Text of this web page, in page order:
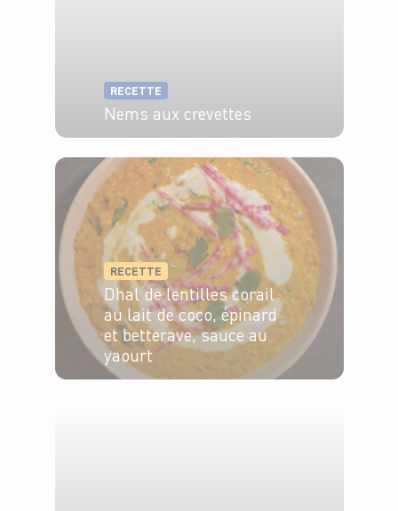
RECETTE
Nems aux crevettes
RECETTE
Dhal de lentilles corail
au lait de coco, épinard
et betterave, sauce au
yaourt